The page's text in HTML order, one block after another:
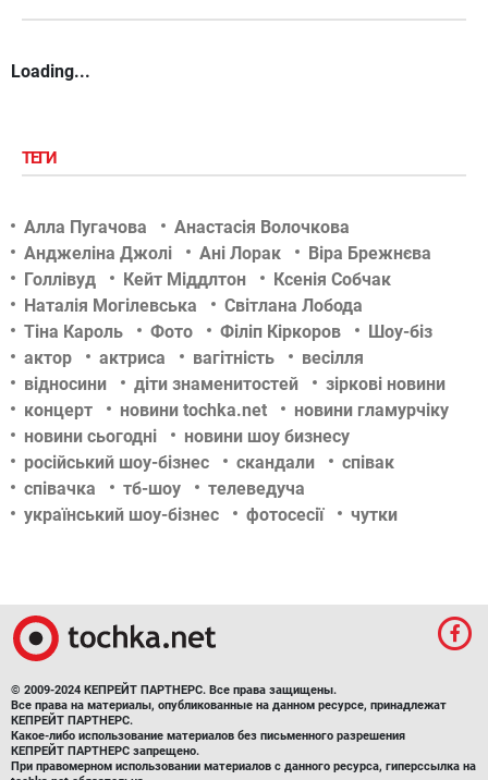
Loading...
ТЕГИ
Алла Пугачова
Анастасія Волочкова
Анджеліна Джолі
Ані Лорак
Віра Брежнєва
Голлівуд
Кейт Міддлтон
Ксенія Собчак
Наталія Могілевська
Світлана Лобода
Тіна Кароль
Фото Філіп Кіркоров
Шоу-біз
актор
актриса вагітність
весілля
відносини
діти знаменитостей
зіркові новини
концерт
новини tochka.net
новини гламурчіку
новини сьогодні
новини шоу бизнесу
російський шоу-бізнес
скандали
співак
співачка
тб-шоу
телеведуча
український шоу-бізнес
фотосесії чутки
© 2009-2024 КЕПРЕЙТ ПАРТНЕРС. Все права защищены.
Все права на материалы, опубликованные на данном ресурсе, принадлежат
КЕПРЕЙТ ПАРТНЕРС.
Какое-либо использование материалов без письменного разрешения
КЕПРЕЙТ ПАРТНЕРС запрещено.
При правомерном использовании материалов с данного ресурса, гиперссылка на